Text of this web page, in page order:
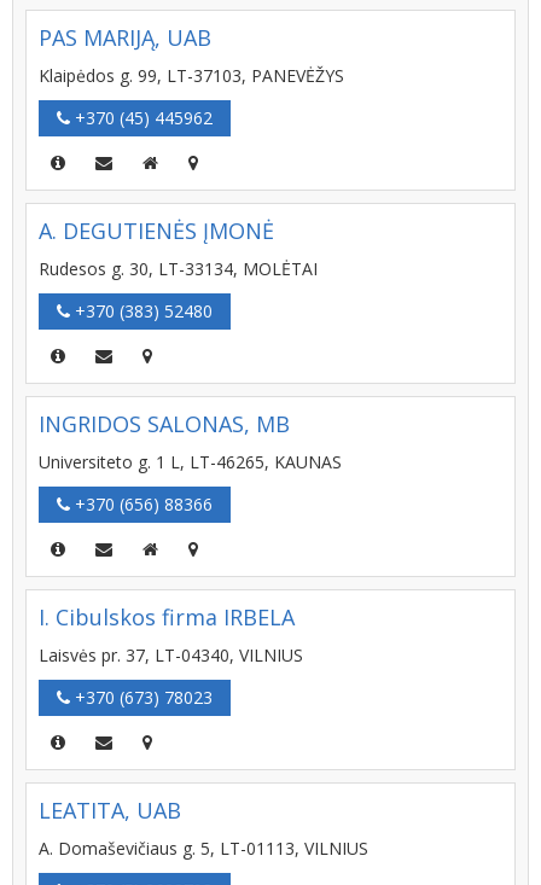
PAS MARIJĄ, UAB
Klaipėdos g. 99, LT-37103, PANEVĖŽYS
+370 (45) 445962
A. DEGUTIENĖS ĮMONĖ
Rudesos g. 30, LT-33134, MOLĖTAI
+370 (383) 52480
INGRIDOS SALONAS, MB
Universiteto g. 1 L, LT-46265, KAUNAS
+370 (656) 88366
I. Cibulskos firma IRBELA
Laisvės pr. 37, LT-04340, VILNIUS
+370 (673) 78023
LEATITA, UAB
A. Domaševičiaus g. 5, LT-01113, VILNIUS